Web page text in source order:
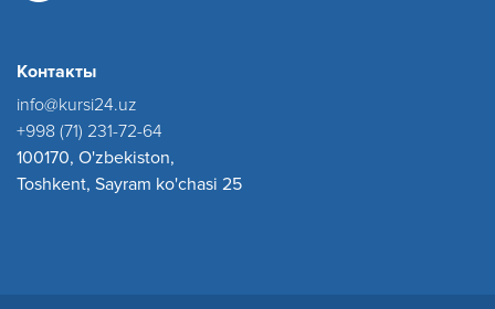
Контакты
info@kursi24.uz
+998 (71) 231-72-64
100170, O'zbekiston,
Toshkent, Sayram ko'chasi 25